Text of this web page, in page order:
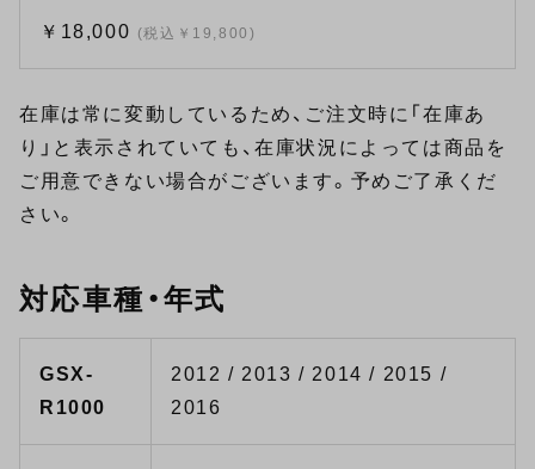
￥18,000 (税込￥19,800)
在庫は常に変動しているため、ご注文時に「在庫あ
り」と表示されていても、在庫状況によっては商品を
ご用意できない場合がございます。予めご了承くだ
さい。
対応車種・年式
GSX-
R1000
2012 / 2013 / 2014 / 2015 /
2016